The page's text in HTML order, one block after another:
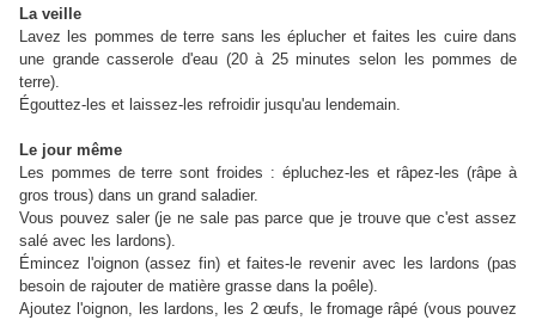
La veille
Lavez les pommes de terre sans les éplucher et faites les cuire dans
une grande casserole d'eau (20 à 25 minutes selon les pommes de
terre).
Égouttez-les et laissez-les refroidir jusqu'au lendemain.
Le jour même
Les pommes de terre sont froides : épluchez-les et râpez-les (râpe à
gros trous) dans un grand saladier.
Vous pouvez saler (je ne sale pas parce que je trouve que c'est assez
salé avec les lardons).
Émincez l'oignon (assez fin) et faites-le revenir avec les lardons (pas
besoin de rajouter de matière grasse dans la poêle).
Ajoutez l'oignon, les lardons, les 2 œufs, le fromage râpé (vous pouvez